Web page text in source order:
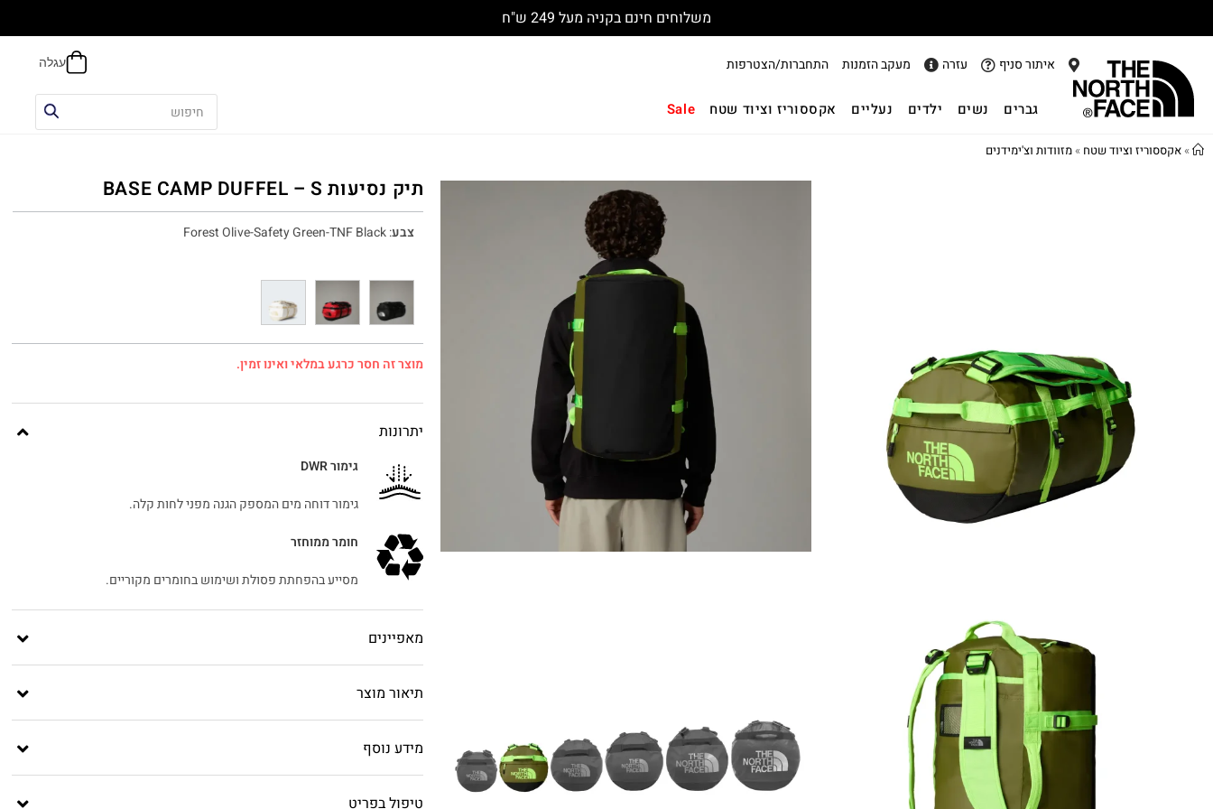
משלוחים חינם בקניה מעל 249 ש"ח
איתור סניף עזרה מעקב הזמנות התחברות/הצטרפות
גברים נשים ילדים נעליים אקססוריז וציוד שטח Sale
»אקססוריז וציוד שטח »מזוודות וצ'ימידנים
תיק נסיעות BASE CAMP DUFFEL – S
צבע:
Forest Olive-Safety Green-TNF Black
מוצר זה חסר כרגע במלאי ואינו זמין.
יתרונות
גימור DWR
גימור דוחה מים המספק הגנה מפני לחות קלה.
חומר ממוחזר
מסייע בהפחתת פסולת ושימוש בחומרים מקוריים.
מאפיינים
תיאור מוצר
מידע נוסף
טיפול בפריט